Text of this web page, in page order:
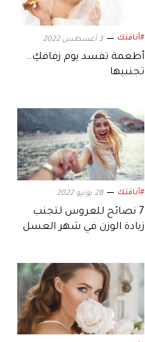
#أناقتك 3 أغسطس 2022
أطعمة تفسد يوم زفافكِ..
تجنبيها
#أناقتك 28 يونيو 2022
7 نصائح للعروس لتجنب
زيادة الوزن في شهر العسل